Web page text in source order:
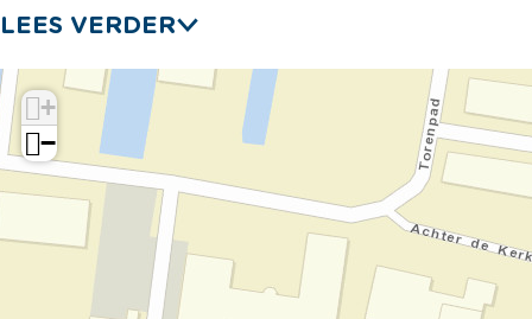
r
e
s
-
r
e
n
s
i
n
V
-
r
n
LEES VERDER
+
−